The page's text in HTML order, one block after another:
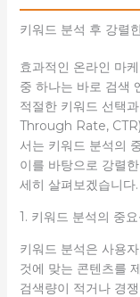
키워드 분석 후 강렬
효과적인 온라인 마
중 하나는 바로 검색
적절한 키워드 선택
Through Rate,
서는 키워드 분석의
이를 바탕으로 강렬
세히 살펴보겠습니다.
1. 키워드 분석의 중요
키워드 분석은 사용
것에 맞는 콘텐츠를
검색량이 적거나 경